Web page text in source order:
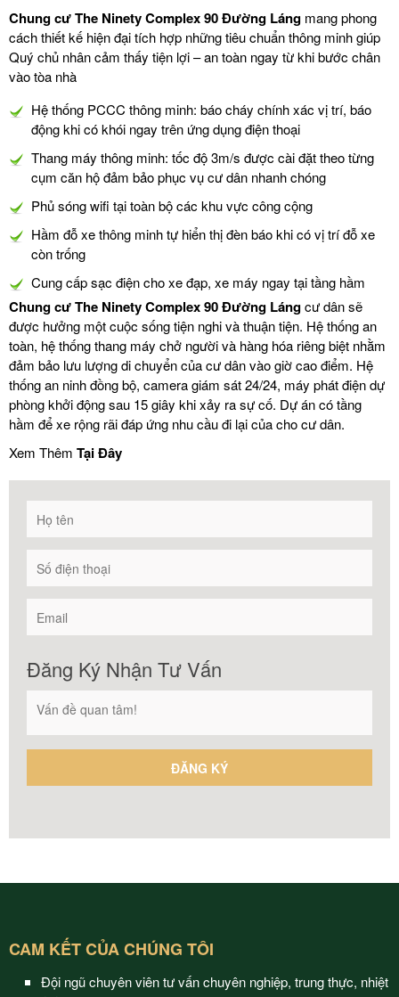
Chung cư The Ninety Complex 90 Đường Láng mang phong
cách thiết kế hiện đại tích hợp những tiêu chuẩn thông minh giúp
Quý chủ nhân cảm thấy tiện lợi – an toàn ngay từ khi bước chân
vào tòa nhà
Hệ thống PCCC thông minh: báo cháy chính xác vị trí, báo
động khi có khói ngay trên ứng dụng điện thoại
Thang máy thông minh: tốc độ 3m/s được cài đặt theo từng
cụm căn hộ đảm bảo phục vụ cư dân nhanh chóng
Phủ sóng wifi tại toàn bộ các khu vực công cộng
Hầm đỗ xe thông minh tự hiển thị đèn báo khi có vị trí đỗ xe
còn trống
Cung cấp sạc điện cho xe đạp, xe máy ngay tại tầng hầm
Chung cư The Ninety Complex 90 Đường Lángcư dân sẽ
được hưởng một cuộc sống tiện nghi và thuận tiện. Hệ thống an
toàn, hệ thống thang máy chở người và hàng hóa riêng biệt nhằm
đảm bảo lưu lượng di chuyển của cư dân vào giờ cao điểm. Hệ
thống an ninh đồng bộ, camera giám sát 24/24, máy phát điện dự
phòng khởi động sau 15 giây khi xảy ra sự cố. Dự án có tầng
hầm để xe rộng rãi đáp ứng nhu cầu đi lại của cho cư dân.
Xem Thêm Tại Đây
Đăng Ký Nhận Tư Vấn
CAM KẾT CỦA CHÚNG TÔI
Đội ngũ chuyên viên tư vấn chuyên nghiệp, trung thực, nhiệt